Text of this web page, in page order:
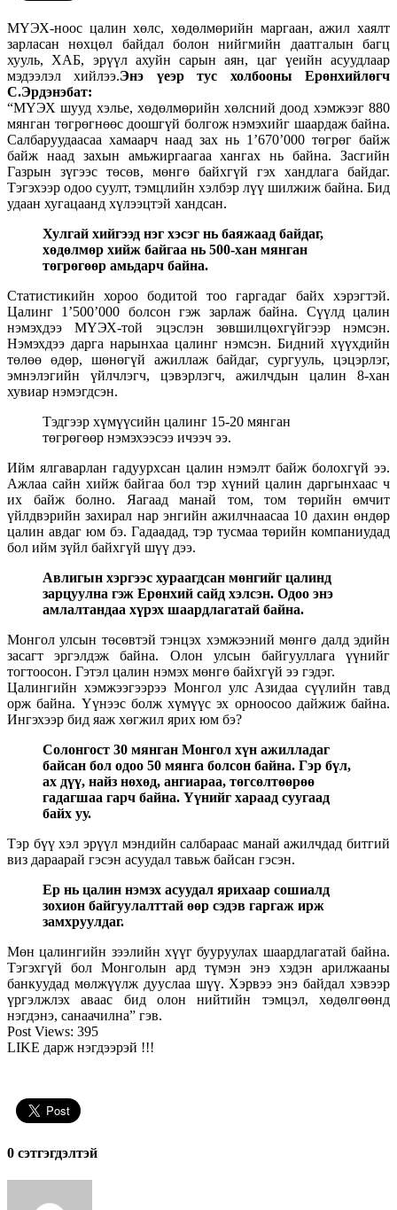
МҮЭХ-ноос цалин хөлс, хөдөлмөрийн маргаан, ажил хаялт
зарласан нөхцөл байдал болон нийгмийн даатгалын багц
хууль, ХАБ, эрүүл ахуйн сарын аян, цаг үеийн асуудлаар
мэдээлэл хийлээ.Энэ үеэр тус холбооны Ерөнхийлөгч
С.Эрдэнэбат:
“МҮЭХ шууд хэлье, хөдөлмөрийн хөлсний доод хэмжээг 880
мянган төгрөгнөөс доошгүй болгож нэмэхийг шаардаж байна.
Салбаруудаасаа хамаарч наад зах нь 1’670’000 төгрөг байж
байж наад захын амьжиргаагаа хангах нь байна. Засгийн
Газрын зүгээс төсөв, мөнгө байхгүй гэх хандлага байдаг.
Тэгэхээр одоо суулт, тэмцлийн хэлбэр лүү шилжиж байна. Бид
удаан хугацаанд хүлээцтэй хандсан.
Хулгай хийгээд нэг хэсэг нь баяжаад байдаг,
хөдөлмөр хийж байгаа нь 500-хан мянган
төгрөгөөр амьдарч байна.
Статистикийн хороо бодитой тоо гаргадаг байх хэрэгтэй.
Цалинг 1’500’000 болсон гэж зарлаж байна. Сүүлд цалин
нэмэхдээ МҮЭХ-той эцэслэн зөвшилцөхгүйгээр нэмсэн.
Нэмэхдээ дарга нарынхаа цалинг нэмсэн. Бидний хүүхдийн
төлөө өдөр, шөнөгүй ажиллаж байдаг, сургууль, цэцэрлэг,
эмнэлэгийн үйлчлэгч, цэвэрлэгч, ажилчдын цалин 8-хан
хувиар нэмэгдсэн.
Тэдгээр хүмүүсийн цалинг 15-20 мянган
төгрөгөөр нэмэхээсээ ичээч ээ.
Ийм ялгаварлан гадуурхсан цалин нэмэлт байж болохгүй ээ.
Ажлаа сайн хийж байгаа бол тэр хүний цалин даргынхаас ч
их байж болно. Яагаад манай том, том төрийн өмчит
үйлдвэрийн захирал нар энгийн ажилчнаасаа 10 дахин өндөр
цалин авдаг юм бэ. Гадаадад, тэр тусмаа төрийн компаниудад
бол ийм зүйл байхгүй шүү дээ.
Авлигын хэргээс хураагдсан мөнгийг цалинд
зарцуулна гэж Ерөнхий сайд хэлсэн. Одоо энэ
амлалтандаа хүрэх шаардлагатай байна.
Монгол улсын төсөвтэй тэнцэх хэмжээний мөнгө далд эдийн
засагт эргэлдэж байна. Олон улсын байгууллага үүнийг
тогтоосон. Гэтэл цалин нэмэх мөнгө байхгүй ээ гэдэг.
Цалингийн хэмжээгээрээ Монгол улс Азидаа сүүлийн тавд
орж байна. Үүнээс болж хүмүүс эх орноосоо дайжиж байна.
Ингэхээр бид яаж хөгжил ярих юм бэ?
Солонгост 30 мянган Монгол хүн ажилладаг
байсан бол одоо 50 мянга болсон байна. Гэр бүл,
ах дүү, найз нөхөд, ангиараа, төгсөлтөөрөө
гадагшаа гарч байна. Үүнийг хараад суугаад
байх уу.
Тэр бүү хэл эрүүл мэндийн салбараас манай ажилчдад битгий
виз дараарай гэсэн асуудал тавьж байсан гэсэн.
Ер нь цалин нэмэх асуудал ярихаар сошиалд
зохион байгуулалттай өөр сэдэв гаргаж ирж
замхруулдаг.
Мөн цалингийн зээлийн хүүг бууруулах шаардлагатай байна.
Тэгэхгүй бол Монголын ард түмэн энэ хэдэн арилжааны
банкуудад мөлжүүлж дууслаа шүү. Хэрвээ энэ байдал хэвээр
үргэлжлэх аваас бид олон нийтийн тэмцэл, хөдөлгөөнд
нэгдэнэ, санаачилна” гэв.
Post Views: 395
LIKE дарж нэгдээрэй !!!
0 cэтгэгдэлтэй